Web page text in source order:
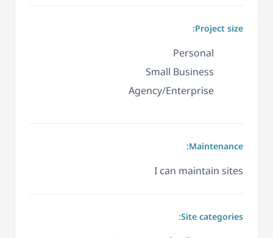
Project size:
Personal
Small Business
Agency/Enterprise
Maintenance:
I can maintain sites
Site categories: